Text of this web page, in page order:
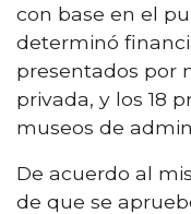
con base en el
determinó
presentados por
privada, y los 18
museos de
De acuerdo al
de que se